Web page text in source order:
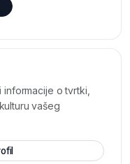
o tvrtki,
vašeg